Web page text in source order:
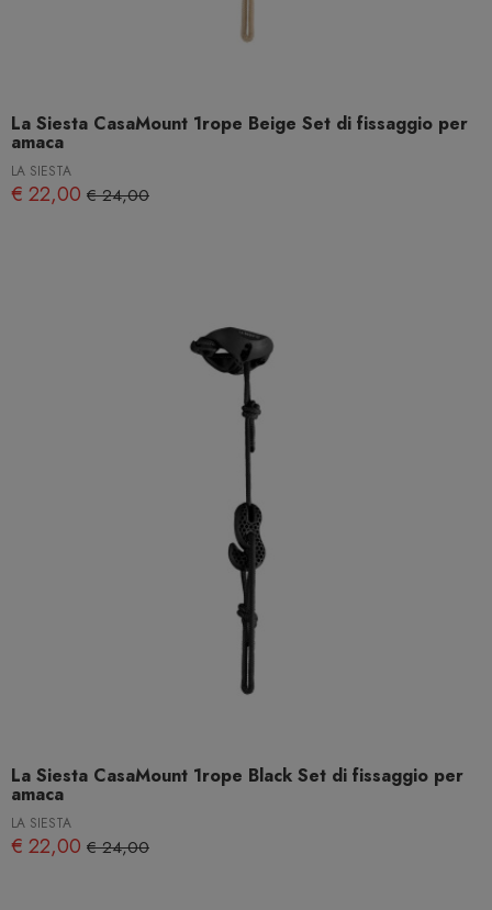
La Siesta CasaMount 1rope Beige Set di fissaggio per
amaca
LA SIESTA
€ 22,00 € 24,00
La Siesta CasaMount 1rope Black Set di fissaggio per
amaca
LA SIESTA
€ 22,00 € 24,00